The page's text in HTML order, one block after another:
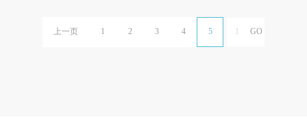
上一页 1 2 3 4 5